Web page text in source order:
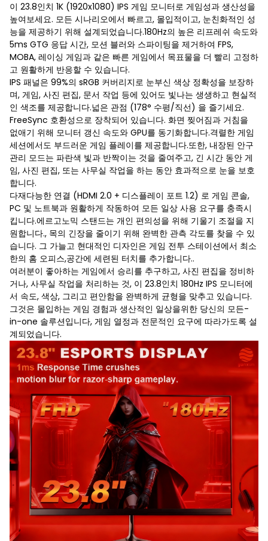
이 23.8인치 1K (1920x1080) IPS 게임 모니터로 게임성과 생산성을
높여보세요. 모든 시나리오에서 빠르고, 몰입적이고, 눈친화적인 성
능을 제공하기 위해 설계되었습니다.180Hz의 높은 리프레쉬 속도와
5ms GTG 응답 시간, 모션 블러와 스파이팅을 제거하여 FPS,
MOBA, 레이싱 게임과 같은 빠른 게임에서 목표물을 더 빨리 고정하
고 원활하게 반응할 수 있습니다.
IPS 패널은 99%의 sRGB 커버리지로 눈부신 색상 정확성을 보장하
며, 게임, 사진 편집, 문서 작업 등에 있어도 빛나는 생생하고 현실적
인 색조를 제공합니다.넓은 관점 (178° 수평/직선) 을 즐기세요.
FreeSync 호환성으로 장착되어 있습니다. 화면 찢어짐과 거침을
없애기 위해 모니터 갱신 속도와 GPU를 동기화합니다.격렬한 게임
세션에서도 부드러운 게임 플레이를 제공합니다.또한, 내장된 안구
관리 모드는 파란색 빛과 반짝이는 것을 줄여주고, 긴 시간 동안 게
임, 사진 편집, 또는 사무실 작업을 하는 동안 효과적으로 눈을 보호
합니다.
다재다능한 연결 (HDMI 2.0 + 디스플레이 포트 1.2) 로 게임 콘솔,
PC 및 노트북과 원활하게 작동하여 모든 일상 사용 요구를 충족시
킵니다.에르고노믹 스탠드는 개인 편의성을 위해 기울기 조절을 지
원합니다., 목의 긴장을 줄이기 위해 완벽한 관측 각도를 찾을 수 있
습니다. 그 가늘고 현대적인 디자인은 게임 전투 스테이션에서 최소
한의 홈 오피스,공간에 세련된 터치를 추가합니다..
여러분이 좋아하는 게임에서 승리를 추구하고, 사진 편집을 정비하
거나, 사무실 작업을 처리하는 것, 이 23.8인치 180Hz IPS 모니터에
서 속도, 색상, 그리고 편안함을 완벽하게 균형을 맞추고 있습니다.
그것은 몰입하는 게임 경험과 생산적인 일상을위한 당신의 모든-
in-one 솔루션입니다, 게임 열정과 전문적인 요구에 따라가도록 설
계되었습니다.